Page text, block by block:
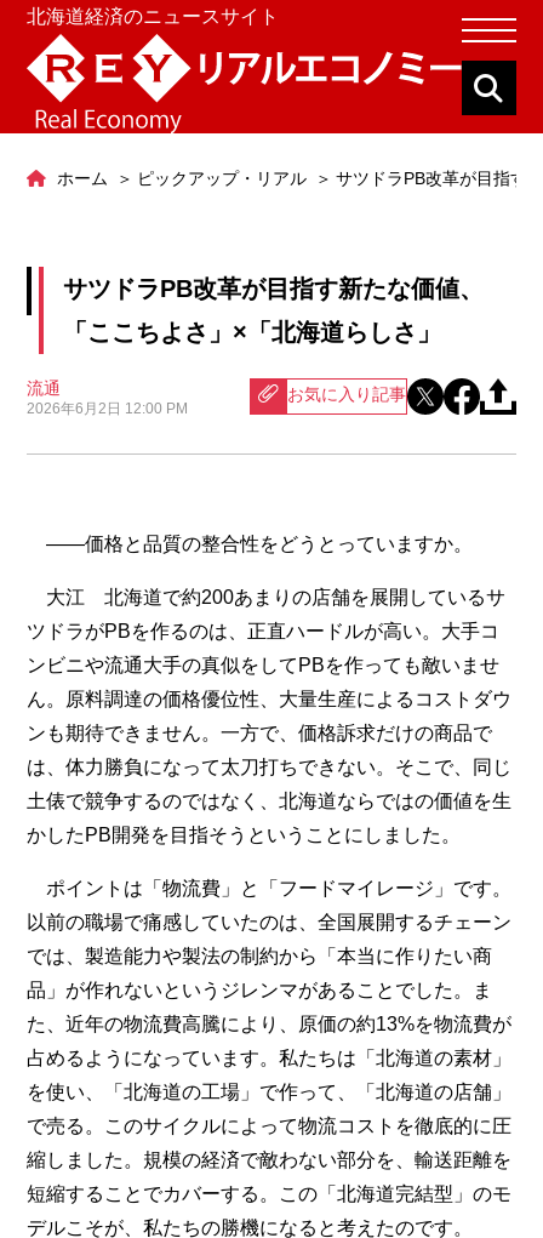
北海道経済のニュースサイト
ホーム ピックアップ・リアル サツドラPB改革が目指す
サツドラPB改革が目指す新たな価値、
「ここちよさ」×「北海道らしさ」
流通
2026年6月2日 12:00 PM
お気に入り記事
――価格と品質の整合性をどうとっていますか。
大江 北海道で約200あまりの店舗を展開しているサ
ツドラがPBを作るのは、正直ハードルが高い。大手コ
ンビニや流通大手の真似をしてPBを作っても敵いませ
ん。原料調達の価格優位性、大量生産によるコストダウ
ンも期待できません。一方で、価格訴求だけの商品で
は、体力勝負になって太刀打ちできない。そこで、同じ
土俵で競争するのではなく、北海道ならではの価値を生
かしたPB開発を目指そうということにしました。
ポイントは「物流費」と「フードマイレージ」です。
以前の職場で痛感していたのは、全国展開するチェーン
では、製造能力や製法の制約から「本当に作りたい商
品」が作れないというジレンマがあることでした。ま
た、近年の物流費高騰により、原価の約13%を物流費が
占めるようになっています。私たちは「北海道の素材」
を使い、「北海道の工場」で作って、「北海道の店舗」
で売る。このサイクルによって物流コストを徹底的に圧
縮しました。規模の経済で敵わない部分を、輸送距離を
短縮することでカバーする。この「北海道完結型」のモ
デルこそが、私たちの勝機になると考えたのです。